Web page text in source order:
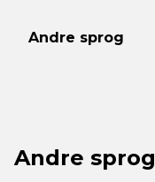
Andre sprog
Andre sprog